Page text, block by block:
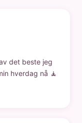
det beste jeg
hverdag nå 🧘